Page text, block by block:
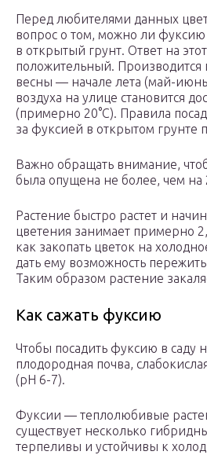
Перед любителями данных
вопрос о том, можно ли фуксию
в открытый грунт. Ответ на
положительный. Производится
весны — начале лета (май-
воздуха на улице становится
(примерно 20°С). Правила
за фуксией в открытом грунте
Важно обращать внимание,
была опущена не более, чем на
Растение быстро растет и
цветения занимает примерно
как закопать цветок на
дать ему возможность
Таким образом растение
Как сажать фуксию
Чтобы посадить фуксию в саду
плодородная почва,
(pH 6-7).
Фуксии — теплолюбивые
существует несколько
терпеливы и устойчивы к